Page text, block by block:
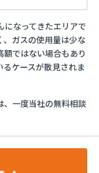
なってきたエリアで
ガスの使用量は少な
ではない場合もあり
ケースが散見されま
、一度当社の無料相談